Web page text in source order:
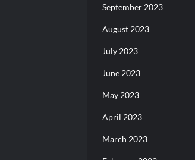
September 2023
August 2023
July 2023
June 2023
May 2023
April 2023
March 2023